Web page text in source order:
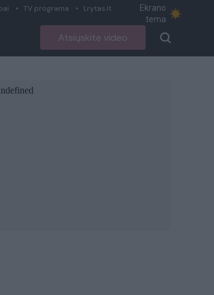
TV programa Lrytas.lt
Ekrano
tema
Atsiųskite video